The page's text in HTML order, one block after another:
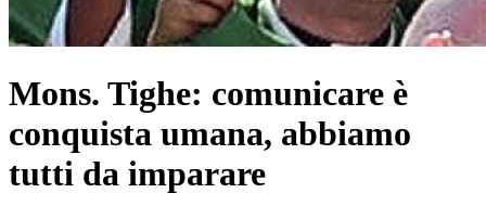
Mons. Tighe: comunicare è
conquista umana, abbiamo
tutti da imparare